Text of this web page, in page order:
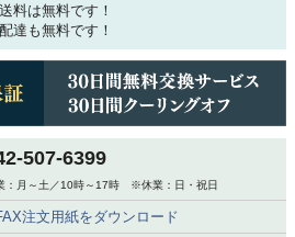
料は無料です！
達も無料です！
507-6399
：月～土／10時～17時 ※休業：日・祝日
注文用紙をダウンロード